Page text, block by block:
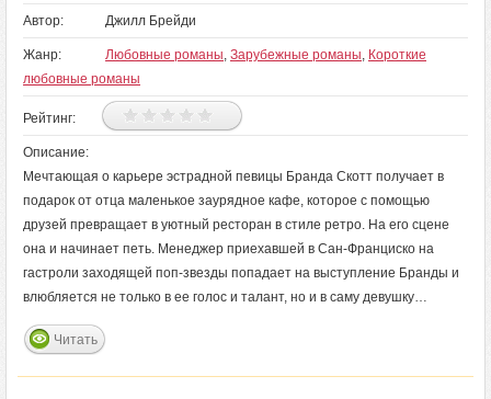
Автор: Джилл Брейди
Жанр: Любовные романы, Зарубежные романы, Короткие
любовные романы
Рейтинг:
Описание:
Мечтающая о карьере эстрадной певицы Бранда Скотт получает в
подарок от отца маленькое заурядное кафе, которое с помощью
друзей превращает в уютный ресторан в стиле ретро. На его сцене
она и начинает петь. Менеджер приехавшей в Сан-Франциско на
гастроли заходящей поп-звезды попадает на выступление Бранды и
влюбляется не только в ее голос и талант, но и в саму девушку…
Читать